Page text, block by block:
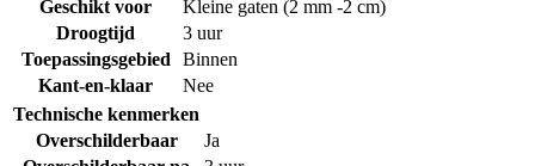
Geschikt voor
Kleine gaten (2 mm -2 cm)
Droogtijd
3 uur
Toepassingsgebied
Binnen
Kant-en-klaar
Nee
Technische kenmerken
Overschilderbaar
Ja